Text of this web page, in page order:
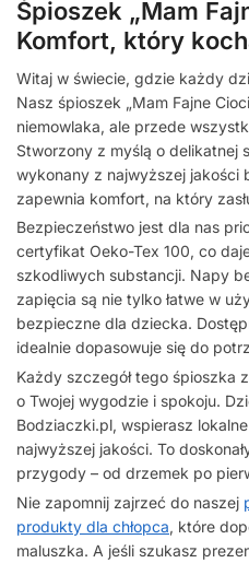
Śpioszek „Mam
Komfort, który
Witaj w świecie, gdzie każdy
Nasz śpioszek „Mam Fajne
niemowlaka, ale przede
Stworzony z myślą o delikatnej
wykonany z najwyższej jakości
zapewnia komfort, na który
Bezpieczeństwo jest dla nas
certyfikat Oeko-Tex 100, co
szkodliwych substancji. Napy
zapięcia są nie tylko łatwe w
bezpieczne dla dziecka.
idealnie dopasowuje się do
Każdy szczegół tego śpioszka
o Twojej wygodzie i spokoju.
Bodziaczki.pl, wspierasz
najwyższej jakości. To
przygody – od drzemek po
Nie zapomnij zajrzeć do naszej
produkty dla chłopca, które
maluszka. A jeśli szukasz